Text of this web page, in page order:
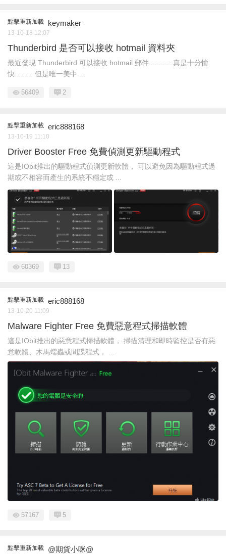
點擊重新加載 keymaker
13-10-18 12:07
Thunderbird 是否可以接收 hotmail 資料夾
最近發現 Thunderbird 可以接收 hotmail 郵件............真是十分愉
快......... 但是唯一美中 ...
56409 2
點擊重新加載 eric888168
13-10-19 11:10
Driver Booster Free 免費偵測更新驅動程式
這是IObit推出的驅動程式偵測更新軟體， 可以避免因為驅動程式過
期或不相容而產生的系統不穩定或 ...
60369 13
點擊重新加載 eric888168
13-10-20 11:09
Malware Fighter Free 免費惡意程式掃描軟體
這是IObit推出的惡意程式掃描軟體， 掃描清理和即時監控是否有惡
意軟體、木馬蠕蟲或間諜程式， ...
57167 5
點擊重新加載 @期貨小咪@